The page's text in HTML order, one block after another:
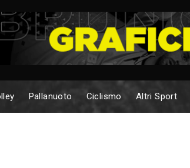
Pallanuoto Ciclismo Altri Sport